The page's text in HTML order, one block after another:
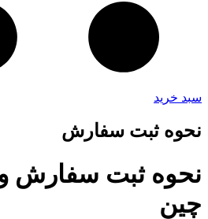
سبد خرید
نحوه ثبت سفارش
نحوه ثبت سفارش
چین